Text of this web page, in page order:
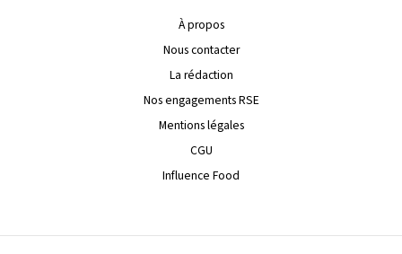
À propos
Nous contacter
La rédaction
Nos engagements RSE
Mentions légales
CGU
Influence Food